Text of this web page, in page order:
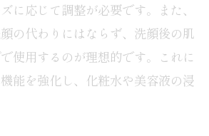
のフェムケアトナーパッド
ドのランキングと選び方
の使い方と選び方ガイド
ドの基本的な使い方を学ぶ
に応じて調整が必要です。また、
の代わりにはならず、洗顔後の肌
使用するのが理想的です。これに
能を強化し、化粧水や美容液の浸